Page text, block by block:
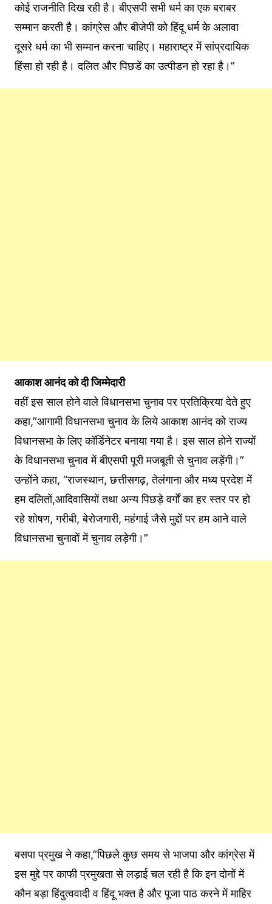
कोई राजनीति दिख रही है। बीएसपी सभी धर्म का एक बराबर
सम्मान करती है। कांग्रेस और बीजेपी को हिंदू धर्म के अलावा
दूसरे धर्म का भी सम्मान करना चाहिए। महाराष्ट्र में सांप्रदायिक
हिंसा हो रही है। दलित और पिछडें का उत्पीडन हो रहा है।”
आकाश आनंद को दी जिम्मेदारी
वहीं इस साल होने वाले विधानसभा चुनाव पर प्रतिक्रिया देते हुए
कहा,”आगामी विधानसभा चुनाव के लिये आकाश आनंद को राज्य
विधानसभा के लिए कॉर्डिनेटर बनाया गया है। इस साल होने राज्यों
के विधानसभा चुनाव में बीएसपी पूरी मजबूती से चुनाव लड़ेंगी।”
उन्होंने कहा, “राजस्थान, छत्तीसगढ़, तेलंगाना और मध्य प्रदेश में
हम दलितों,आदिवासियों तथा अन्य पिछड़े वर्गों का हर स्तर पर हो
रहे शोषण, गरीबी, बेरोजगारी, महंगाई जैसे मुद्दों पर हम आने वाले
विधानसभा चुनावों में चुनाव लड़ेगी।”
बसपा प्रमुख ने कहा,”पिछले कुछ समय से भाजपा और कांग्रेस में
इस मुद्दे पर काफी प्रमुखता से लड़ाई चल रही है कि इन दोनों में
कौन बड़ा हिंदुत्ववादी व हिंदू भक्त है और पूजा पाठ करने में माहिर